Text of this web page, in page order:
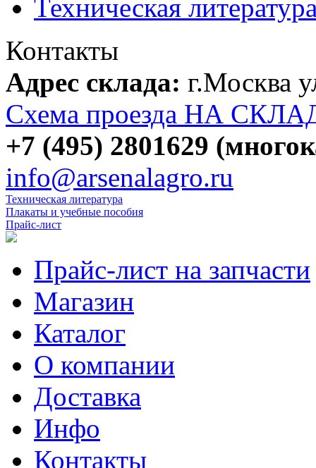
Техническая
Контакты
Адрес склада: г.Москва
Схема проезда НА
+7 (495) 2801629
info@arsenalagro.ru
Техническая литература
Плакаты и учебные пособия
Прайс-лист
Прайс-лист на запчасти
Магазин
Каталог
О компании
Доставка
Инфо
Контакты